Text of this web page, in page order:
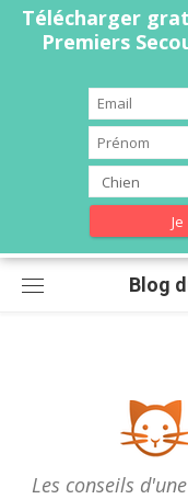
Blog
Les conseils
Télécharger
Premiers